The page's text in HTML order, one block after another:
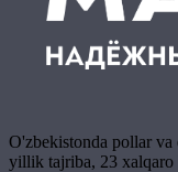
O'zbekistonda pollar
yillik tajriba, 23 xalqaro